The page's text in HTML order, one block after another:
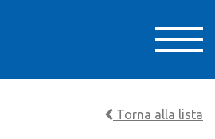
Torna alla lista